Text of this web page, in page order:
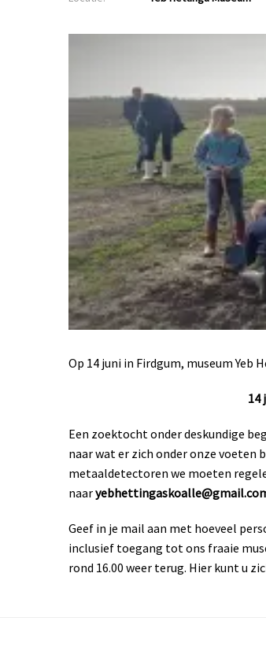
Op 14 juni in Firdgum, museum Yeb
14
Een zoektocht onder deskundige
naar wat er zich onder onze voeten
metaaldetectoren we moeten
naar
Geef in je mail aan met hoeveel
inclusief toegang tot ons fraaie
rond 16.00 weer terug. Hier kunt u